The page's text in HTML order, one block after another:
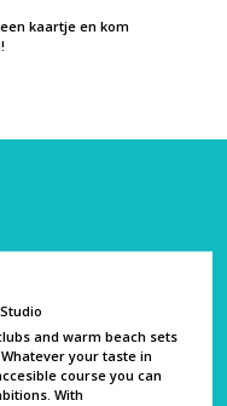
kaartje en kom
and warm beach sets
your taste in
course you can
With